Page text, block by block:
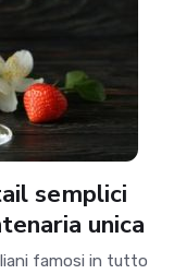
semplici
unica
famosi in tutto